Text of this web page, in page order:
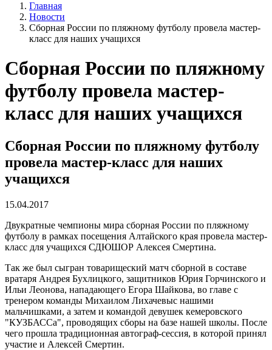
Главная
Новости
Сборная России по пляжному футболу провела мастер-
класс для наших учащихся
Сборная России по пляжному
футболу провела мастер-
класс для наших учащихся
Сборная России по пляжному футболу
провела мастер-класс для наших
учащихся
15.04.2017
Двукратные чемпионы мира сборная России по пляжному
футболу в рамках посещения Алтайского края провела мастер-
класс для учащихся СДЮШОР Алексея Смертина.
Так же был сыгран товарищеский матч сборной в составе
вратаря Андрея Бухлицкого, защитников Юрия Горчинского и
Ильи Леонова, нападающего Егора Шайкова, во главе с
тренером команды Михаилом Лихачевыс нашими
мальчишками, а затем и командой девушек кемеровского
"КУЗБАССа", проводящих сборы на базе нашей школы. После
чего прошла традиционная автограф-сессия, в которой принял
участие и Алексей Смертин.